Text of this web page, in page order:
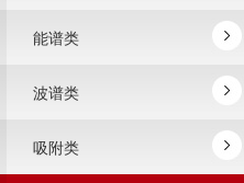
能谱类
波谱类
吸附类